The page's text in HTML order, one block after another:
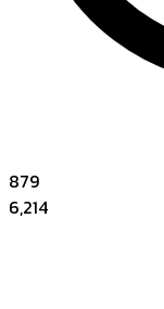
879
6,214